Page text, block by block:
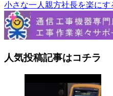
小さな一人親方社長を楽に
人気投稿記事はコチラ